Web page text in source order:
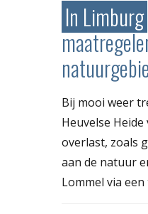
In Limburg
Bij mooi weer
Heuvelse
overlast, zoals
aan de natuur
Lommel via